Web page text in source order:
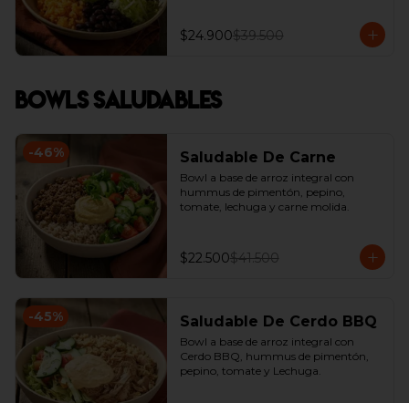
$24.900$39.500
Bowls Saludables
-46% Saludable De Carne
Bowl a base de arroz integral con
hummus de pimentón, pepino,
tomate, lechuga y carne molida.
$22.500$41.500
-45% Saludable De Cerdo BBQ
Bowl a base de arroz integral con
Cerdo BBQ, hummus de pimentón,
pepino, tomate y Lechuga.